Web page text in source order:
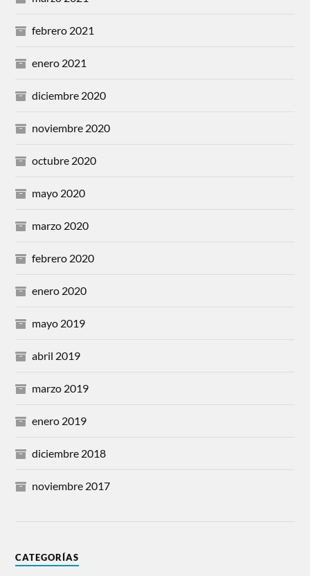
febrero 2021
enero 2021
diciembre 2020
noviembre 2020
octubre 2020
mayo 2020
marzo 2020
febrero 2020
enero 2020
mayo 2019
abril 2019
marzo 2019
enero 2019
diciembre 2018
noviembre 2017
CATEGORÍAS